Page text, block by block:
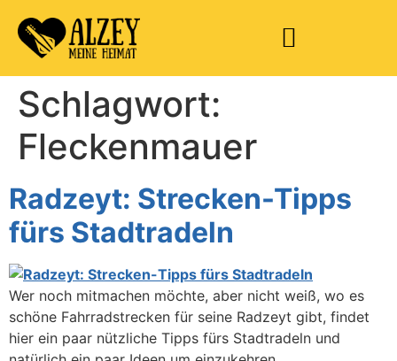
Schlagwort:
Fleckenmauer
Radzeyt: Strecken-Tipps
fürs Stadtradeln
Wer noch mitmachen möchte, aber nicht weiß, wo es
schöne Fahrradstrecken für seine Radzeyt gibt, findet
hier ein paar nützliche Tipps fürs Stadtradeln und